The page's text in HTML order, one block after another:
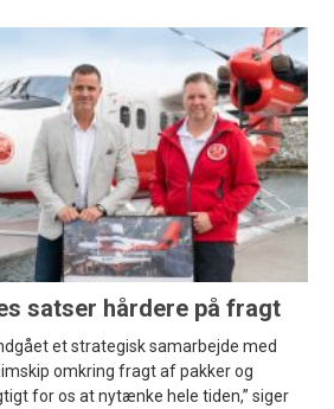
satser hårdere på fragt
et strategisk samarbejde med
omkring fragt af pakker og
for os at nytænke hele tiden,” siger